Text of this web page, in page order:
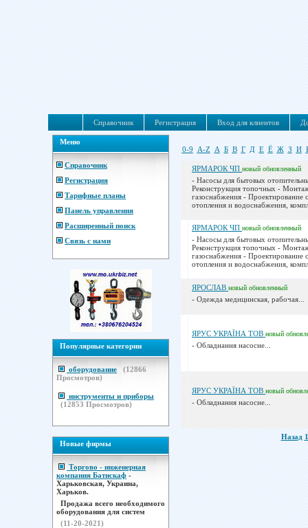
Справочник Регистрация Вход для клиентов
Меню
Справочник
Регистрация
Тарифные планы
Панель управления
Расширенный поиск
Связь с нами
Популярные категории
оборудование (12866
Просмотров)
инструменты и приборы
(12853 Просмотров)
Новые фирмы
Торгово - инженерная
компания Батискаф -
Харьковская, Украина,
Харьков.
Продажа всего необходимого
оборудования для систем
(11-20-2021)
0-9 A-Z А Б В Г Д Е Ё Ж З И
ЯРМАРОК ЧП новый обновленный
- Насосы для бытовых
Реконструкция топочных -
газоснабжения - Проектирование
отопления и водоснабжения,
ЯРМАРОК ЧП новый обновленный
- Насосы для бытовых
Реконструкция топочных -
газоснабжения - Проектирование
отопления и водоснабжения,
ЯРОСЛАВ новый обновленный
- Одежда медицинская, рабочая...
ЯРУС УКРАЇНА ТОВ новый
- Обладнання насосне...
ЯРУС УКРАЇНА ТОВ новый
- Обладнання насосне...
Назад 1